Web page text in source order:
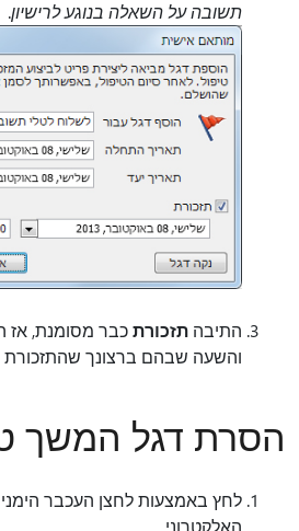
תשובה על השאלה בנוגע לרישיון.
התיבה תזכורתכבר מסומנת, אז
והשעה שבהם ברצונך שהתזכורת
הסרת דגל המשך
לחץ באמצעות לחצן העכבר